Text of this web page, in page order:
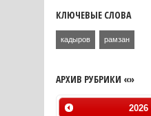
КЛЮЧЕВЫЕ СЛОВА
кадыров рамзан
АРХИВ РУБРИКИ «»
2026